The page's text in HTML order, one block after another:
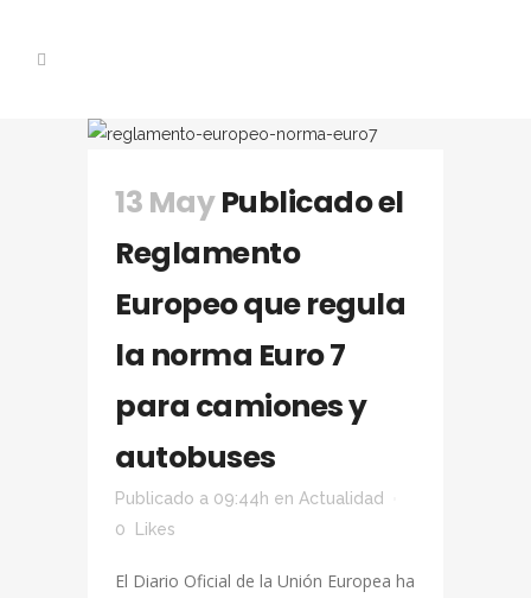
13 May Publicado el
Reglamento
Europeo que regula
la norma Euro 7
para camiones y
autobuses
Publicado a 09:44h en Actualidad
0
Likes
El Diario Oficial de la Unión Europea ha